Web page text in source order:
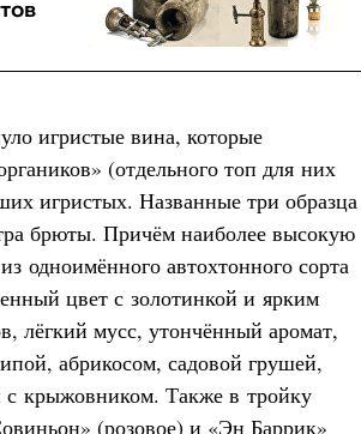
игристые вина, которые
(отдельного топ для них
игристых. Названные три образца
брюты. Причём наиболее высокую
одноимённого автохтонного сорта
цвет с золотинкой и ярким
лёгкий мусс, утончённый аромат,
абрикосом, садовой грушей,
крыжовником. Также в тройку
(розовое) и «Эн Баррик»